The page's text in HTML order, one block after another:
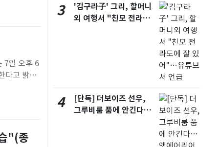
울산27
강릉 21℃
제주28℃
아시아
7일 오후 6
다고 밝혔
는 광화
"(종
3
'김구라子' 그리, 할머니
외 여행서 "친모 전라도
4
[단독] 더보이즈 선우,
그루비룸 품에 안긴다…